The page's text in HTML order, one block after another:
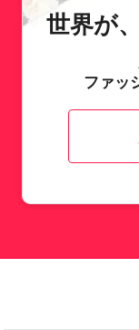
世界が
ファッ